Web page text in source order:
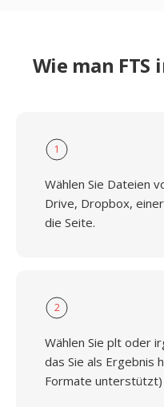
Wie man
1
Wählen Sie Dateien
Drive, Dropbox,
die Seite.
2
Wählen Sie plt oder
das Sie als Ergebnis
Formate unterstützt)